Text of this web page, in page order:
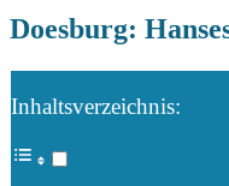
Doesburg:
Inhaltsverzeichnis: